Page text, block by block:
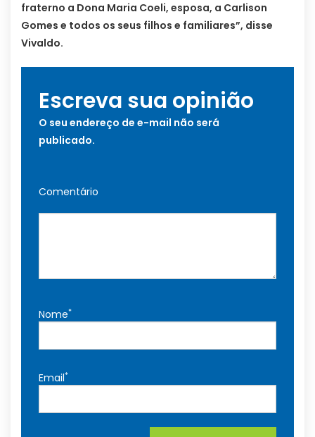
fraterno a Dona Maria Coeli, esposa, a Carlison
Gomes e todos os seus filhos e familiares”, disse
Vivaldo.
Escreva sua opinião
O seu endereço de e-mail não será
publicado.
Comentário
Nome*
Email*